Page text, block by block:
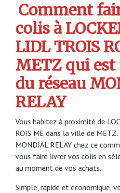
Comment
colis à
LIDL TROIS
METZ qui
du réseau
RELAY
Vous habitez à proximité de
ROIS ME dans la ville de
MONDIAL RELAY chez ce
vous faire livrer vos colis en
au moment de vos achats.
Simple, rapide et économique,